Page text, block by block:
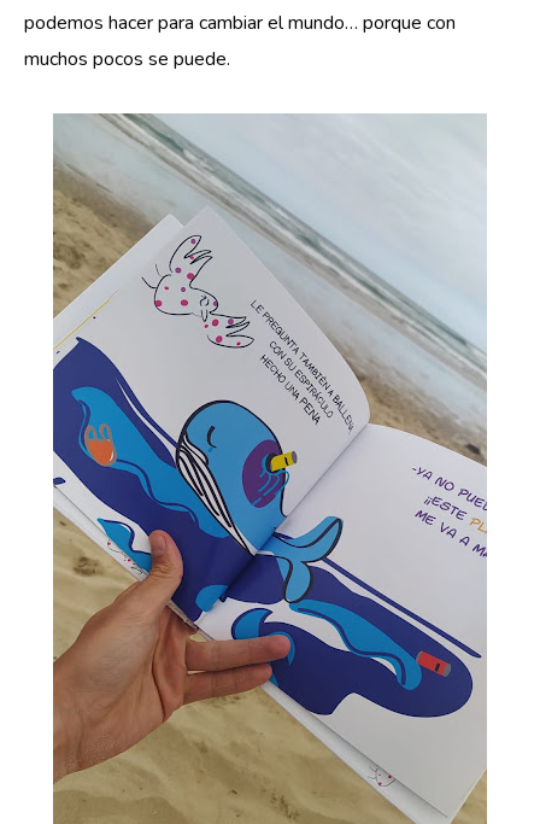
podemos hacer para cambiar el mundo… porque con
muchos pocos se puede.